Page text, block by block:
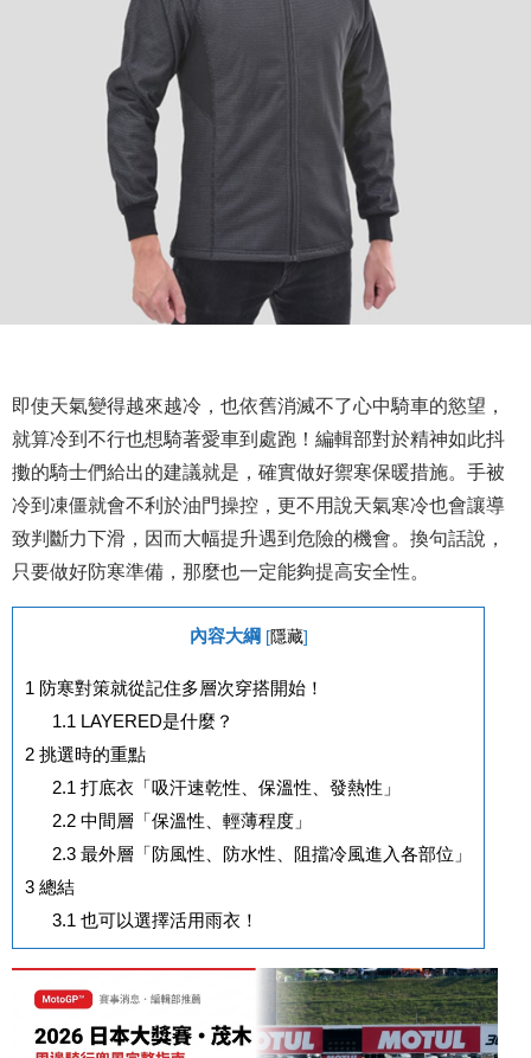
即使天氣變得越來越冷，也依舊消滅不了心中騎車的慾望，
就算冷到不行也想騎著愛車到處跑！編輯部對於精神如此抖
擻的騎士們給出的建議就是，確實做好禦寒保暖措施。手被
冷到凍僵就會不利於油門操控，更不用說天氣寒冷也會讓導
致判斷力下滑，因而大幅提升遇到危險的機會。換句話說，
只要做好防寒準備，那麼也一定能夠提高安全性。
內容大綱 [隱藏]
1 防寒對策就從記住多層次穿搭開始！
1.1 LAYERED是什麼？
2 挑選時的重點
2.1 打底衣「吸汗速乾性、保溫性、發熱性」
2.2中間層「保溫性、輕薄程度」
2.3最外層「防風性、防水性、阻擋冷風進入各部位」
3 總結
3.1 也可以選擇活用雨衣！